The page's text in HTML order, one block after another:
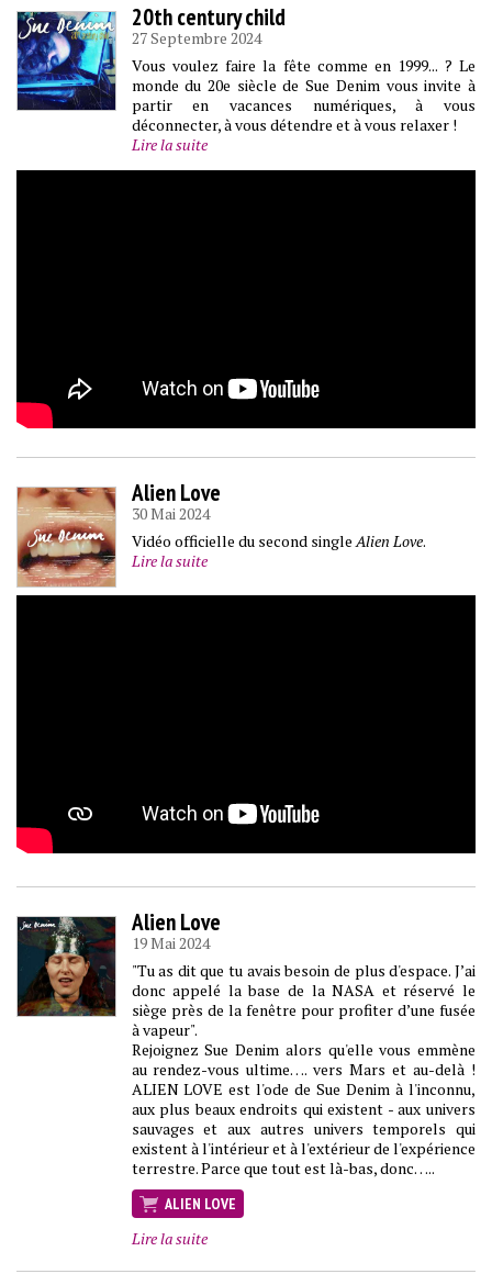
20th century child
27 Septembre 2024
Vous voulez faire la fête comme en 1999... ? Le
monde du 20e siècle de Sue Denim vous invite à
partir en vacances numériques, à vous
déconnecter, à vous détendre et à vous relaxer !
Lire la suite
Alien Love
30 Mai 2024
Vidéo officielle du second singleAlien Love.
Lire la suite
Alien Love
19 Mai 2024
"Tu as dit que tu avais besoin de plus d'espace. J’ai
donc appelé la base de la NASA et réservé le
siège près de la fenêtre pour profiter d’une fusée
à vapeur".
Rejoignez Sue Denim alors qu'elle vous emmène
au rendez-vous ultime…. vers Mars et au-delà !
ALIEN LOVE est l'ode de Sue Denim à l'inconnu,
aux plus beaux endroits qui existent - aux univers
sauvages et aux autres univers temporels qui
existent à l'intérieur et à l'extérieur de l'expérience
terrestre. Parce que tout est là-bas, donc…..
ALIEN LOVE
Lire la suite